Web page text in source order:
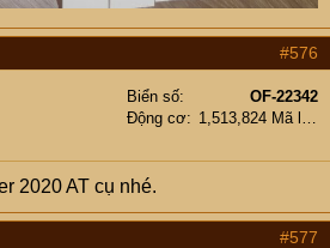
#576
Biển số
OF-22342
Động cơ
2020 AT cụ nhé.
#577